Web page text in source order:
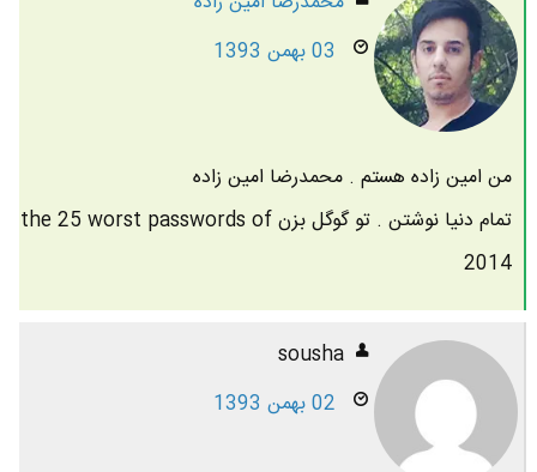
03 بهمن 1393
من امین زاده هستم . محمدرضا امین زاده
تمام دنیا نوشتن . تو گوگل بزن the 25 worst passwords of
2014
sousha
02 بهمن 1393